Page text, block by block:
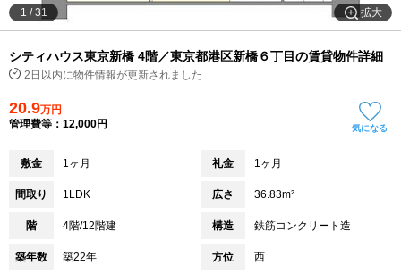
TOP
拡大
1 /31
シティハウス東京新橋 4階／東京都港区新橋６丁目の賃貸物件詳細
2日以内に物件情報が更新されました
20.9万円
管理費等：12,000円
気になる
敷金 1ヶ月 礼金 1ヶ月
間取り 1LDK 広さ 36.83m²
階 4階/12階建 構造 鉄筋コンクリート造
築年数 築22年 方位 西